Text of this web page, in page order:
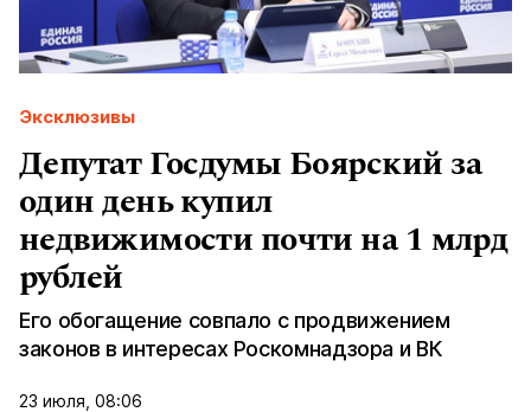
Эксклюзивы
Депутат Госдумы Боярский за
один день купил
недвижимости почти на 1 млрд
рублей
Его обогащение совпало с продвижением
законов в интересах Роскомнадзора и ВК
23 июля, 08:06